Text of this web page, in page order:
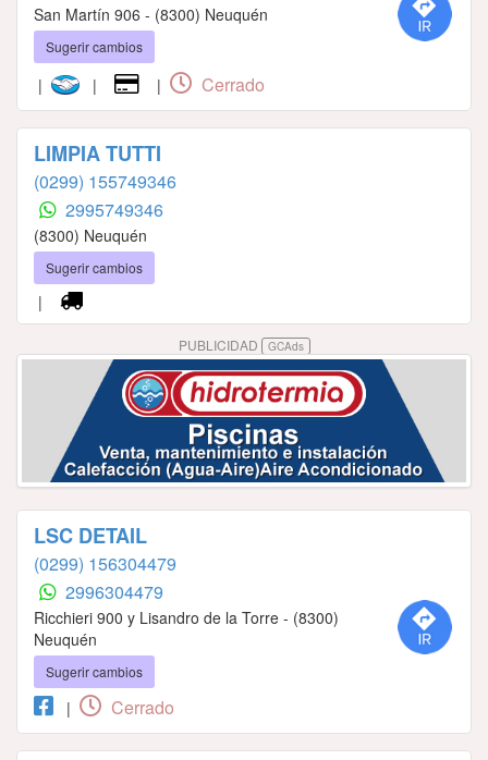
San Martín 906 - (8300) Neuquén
Sugerir cambios
| | | Cerrado
LIMPIA TUTTI
(0299) 155749346
2995749346
(8300) Neuquén
Sugerir cambios
|
PUBLICIDAD GCAds
LSC DETAIL
(0299) 156304479
2996304479
Ricchieri 900 y Lisandro de la Torre - (8300)
Neuquén
Sugerir cambios
| Cerrado